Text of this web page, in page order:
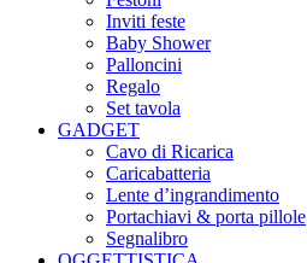
Inviti feste
Baby Shower​
Palloncini
Regalo
Set tavola
GADGET
Cavo di Ricarica
Caricabatteria
Lente d’ingrandimento
Portachiavi & porta pillole
Segnalibro